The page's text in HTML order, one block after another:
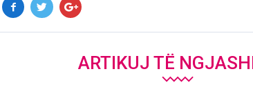
ARTIKUJ TË